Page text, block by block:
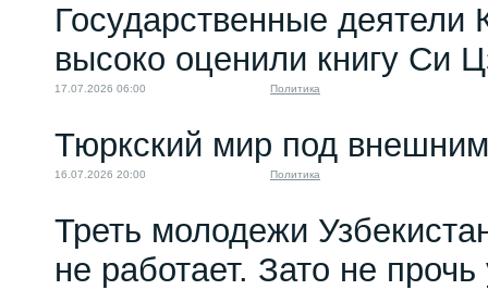
Государственные деятели
высоко оценили книгу Си
17.07.2026 06:00 Политика
Тюркский мир под
16.07.2026 20:00 Политика
Треть молодежи
не работает. Зато не